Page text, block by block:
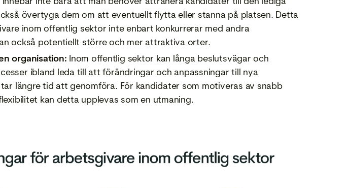
övertyga dem om att eventuellt flytta eller stanna på platsen. Detta
inom offentlig sektor inte enbart konkurrerar med andra
också potentiellt större och mer attraktiva orter.
organisation: Inom offentlig sektor kan långa beslutsvägar och
ibland leda till att förändringar och anpassningar till nya
längre tid att genomföra. För kandidater som motiveras av snabb
kan detta upplevas som en utmaning.